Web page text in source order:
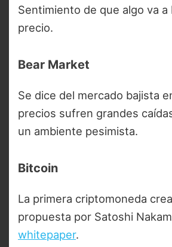
Sentimiento de que algo va a
precio.
Bear Market
Se dice del mercado bajista
precios sufren grandes
un ambiente pesimista.
Bitcoin
La primera criptomoneda
propuesta por Satoshi
whitepaper.